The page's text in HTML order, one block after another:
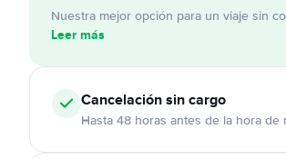
Nuestra mejor opción para un viaje sin
Leer más
Cancelaciónsin cargo
Hasta 48 horas antes de la hora de